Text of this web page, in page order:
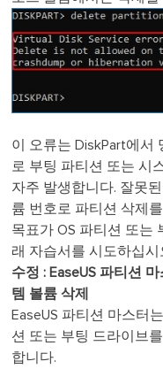
이 오류는 DiskPart에서
로 부팅 파티션 또는 시
자주 발생합니다. 잘못
륨 번호로 파티션 삭제
목표가 OS 파티션 또는
래 자습서를 시도하십시
수정 : EaseUS 파티션
템 볼륨 삭제
EaseUS 파티션 마스터
션 또는 부팅 드라이브
합니다.